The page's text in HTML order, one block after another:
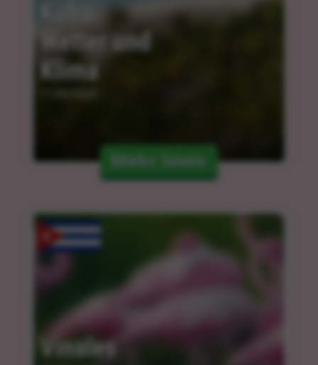
Wetter und
Klima
Mehr lesen
Vinales